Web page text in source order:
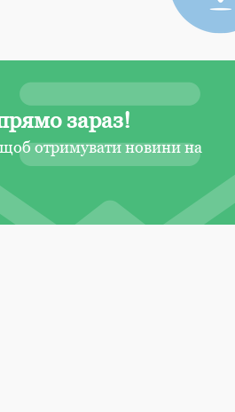
зараз!
отримувати новини на